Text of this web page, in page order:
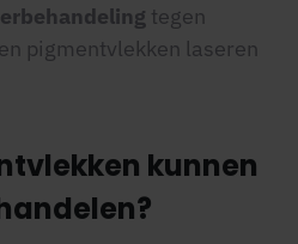
tegen
pigmentvlekken laseren
kunnen